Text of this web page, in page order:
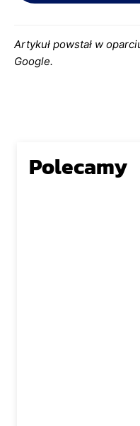
Artykuł powstał w
Google.
Polecamy